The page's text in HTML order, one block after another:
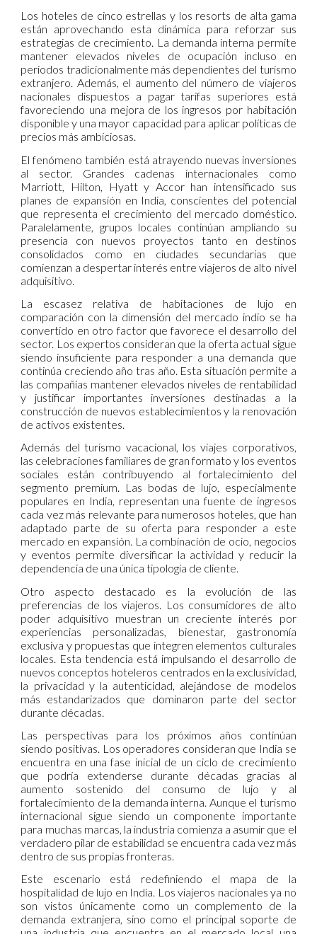
Los hoteles de cinco estrellas y los resorts de alta gama
están aprovechando esta dinámica para reforzar sus
estrategias de crecimiento. La demanda interna permite
mantener elevados niveles de ocupación incluso en
periodos tradicionalmente más dependientes del turismo
extranjero. Además, el aumento del número de viajeros
nacionales dispuestos a pagar tarifas superiores está
favoreciendo una mejora de los ingresos por habitación
disponible y una mayor capacidad para aplicar políticas de
precios más ambiciosas.
El fenómeno también está atrayendo nuevas inversiones
al sector. Grandes cadenas internacionales como
Marriott, Hilton, Hyatt y Accor han intensificado sus
planes de expansión en India, conscientes del potencial
que representa el crecimiento del mercado doméstico.
Paralelamente, grupos locales continúan ampliando su
presencia con nuevos proyectos tanto en destinos
consolidados como en ciudades secundarias que
comienzan a despertar interés entre viajeros de alto nivel
adquisitivo.
La escasez relativa de habitaciones de lujo en
comparación con la dimensión del mercado indio se ha
convertido en otro factor que favorece el desarrollo del
sector. Los expertos consideran que la oferta actual sigue
siendo insuficiente para responder a una demanda que
continúa creciendo año tras año. Esta situación permite a
las compañías mantener elevados niveles de rentabilidad
y justificar importantes inversiones destinadas a la
construcción de nuevos establecimientos y la renovación
de activos existentes.
Además del turismo vacacional, los viajes corporativos,
las celebraciones familiares de gran formato y los eventos
sociales están contribuyendo al fortalecimiento del
segmento premium. Las bodas de lujo, especialmente
populares en India, representan una fuente de ingresos
cada vez más relevante para numerosos hoteles, que han
adaptado parte de su oferta para responder a este
mercado en expansión. La combinación de ocio, negocios
y eventos permite diversificar la actividad y reducir la
dependencia de una única tipología de cliente.
Otro aspecto destacado es la evolución de las
preferencias de los viajeros. Los consumidores de alto
poder adquisitivo muestran un creciente interés por
experiencias personalizadas, bienestar, gastronomía
exclusiva y propuestas que integren elementos culturales
locales. Esta tendencia está impulsando el desarrollo de
nuevos conceptos hoteleros centrados en la exclusividad,
la privacidad y la autenticidad, alejándose de modelos
más estandarizados que dominaron parte del sector
durante décadas.
Las perspectivas para los próximos años continúan
siendo positivas. Los operadores consideran que India se
encuentra en una fase inicial de un ciclo de crecimiento
que podría extenderse durante décadas gracias al
aumento sostenido del consumo de lujo y al
fortalecimiento de la demanda interna. Aunque el turismo
internacional sigue siendo un componente importante
para muchas marcas, la industria comienza a asumir que el
verdadero pilar de estabilidad se encuentra cada vez más
dentro de sus propias fronteras.
Este escenario está redefiniendo el mapa de la
hospitalidad de lujo en India. Los viajeros nacionales ya no
son vistos únicamente como un complemento de la
demanda extranjera, sino como el principal soporte de